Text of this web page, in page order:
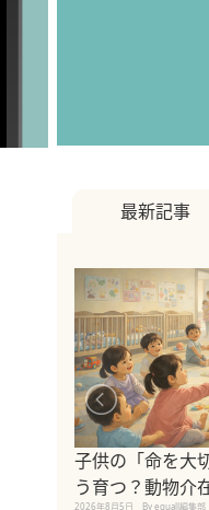
最新記事
子供の「命を大
う育つ？動物介
2026年8月5日 By equall編集部